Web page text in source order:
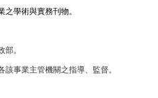
之學術與實務刊物。
部。
該事業主管機關之指導、監督。